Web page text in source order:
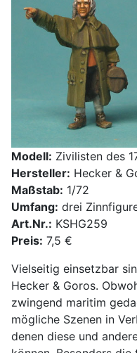
Modell: Zivilisten des
Hersteller: Hecker &
Maßstab: 1/72
Umfang: drei
Art.Nr.: KSHG259
Preis: 7,5 €
Vielseitig einsetzbar
Hecker & Goros.
zwingend maritim
mögliche Szenen in
denen diese und